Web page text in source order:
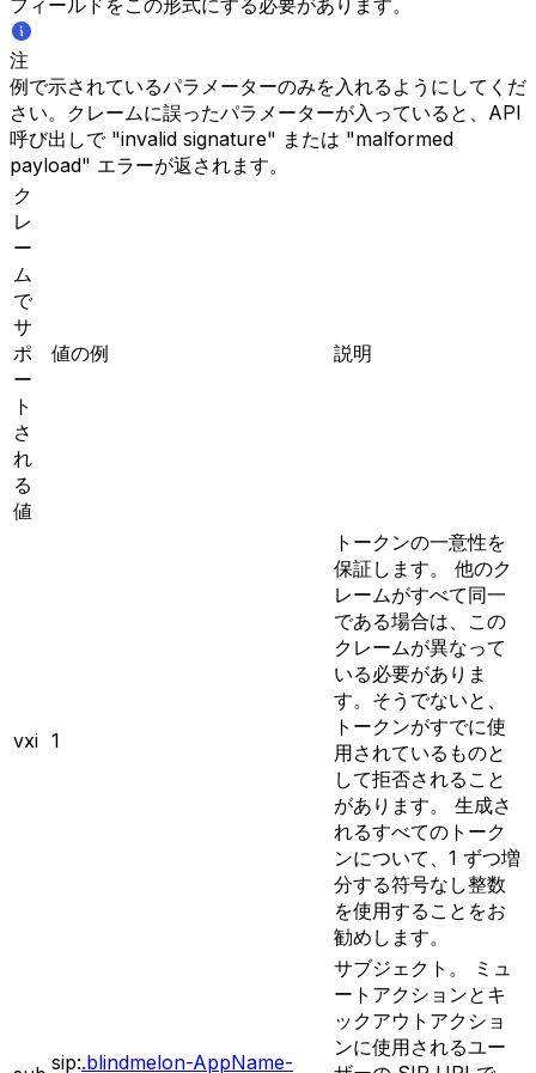
注
例で示されているパラメーターのみを入れるようにしてくだ
さい。クレームに誤ったパラメーターが入っていると、API
呼び出しで "invalid signature" または "malformed
payload" エラーが返されます。
ク
レ
ー
ム
で
サ
ポ
ー
ト
さ
れ
る
値
値の例 説明
vxi 1
トークンの一意性を
保証します。 他のク
レームがすべて同一
である場合は、この
クレームが異なって
いる必要がありま
す。そうでないと、
トークンがすでに使
用されているものと
して拒否されること
があります。 生成さ
れるすべてのトーク
ンについて、1 ずつ増
分する符号なし整数
を使用することをお
勧めします。
sip:.blindmelon-AppName-
サブジェクト。 ミュ
ートアクションとキ
ックアウトアクショ
ンに使用されるユー